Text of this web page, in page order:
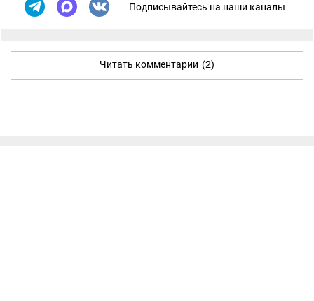
Подписывайтесь на наши каналы
Читать комментарии (2)